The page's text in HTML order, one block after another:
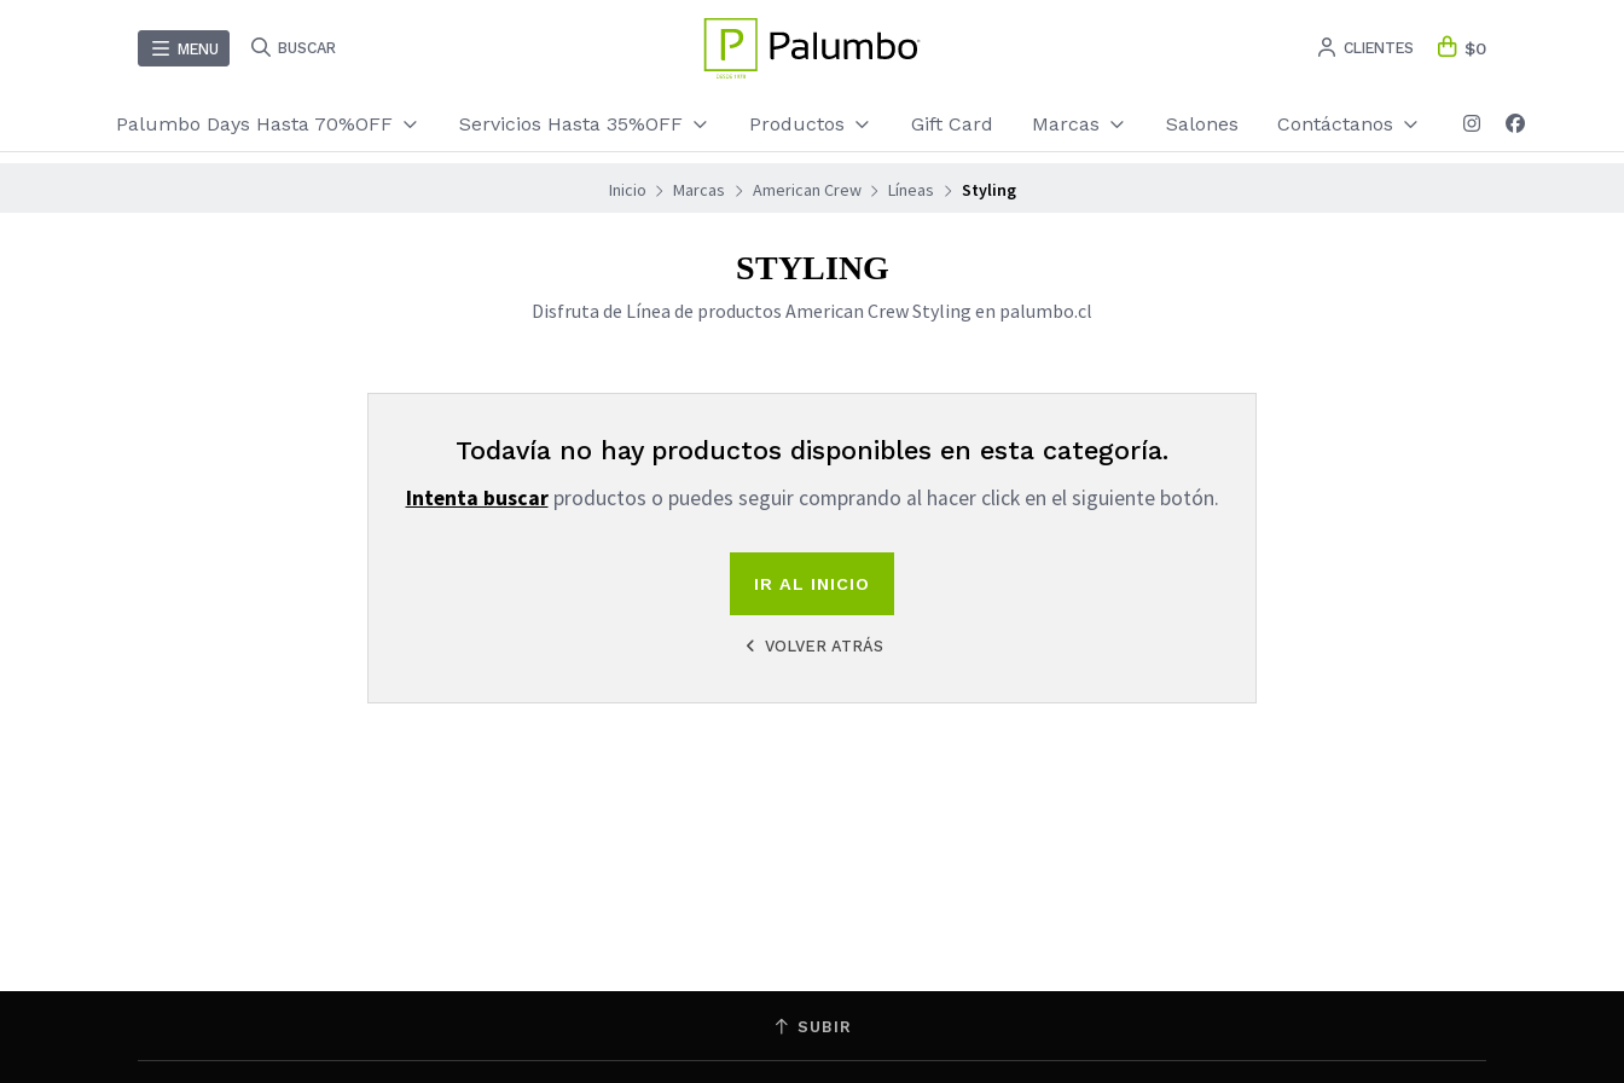
MENU BUSCAR CLIENTES $0
Palumbo Days Hasta 70%OFF Servicios Hasta 35%OFF Productos Gift Card Marcas Salones Contáctanos
Inicio Marcas American Crew Líneas Styling
STYLING
Disfruta de Línea de productos American Crew Styling en palumbo.cl
Todavía no hay productos disponibles en esta categoría.
Intenta buscarproductos o puedes seguir comprando al hacer click en el siguiente botón.
IR AL INICIO
VOLVER ATRÁS
SUBIR